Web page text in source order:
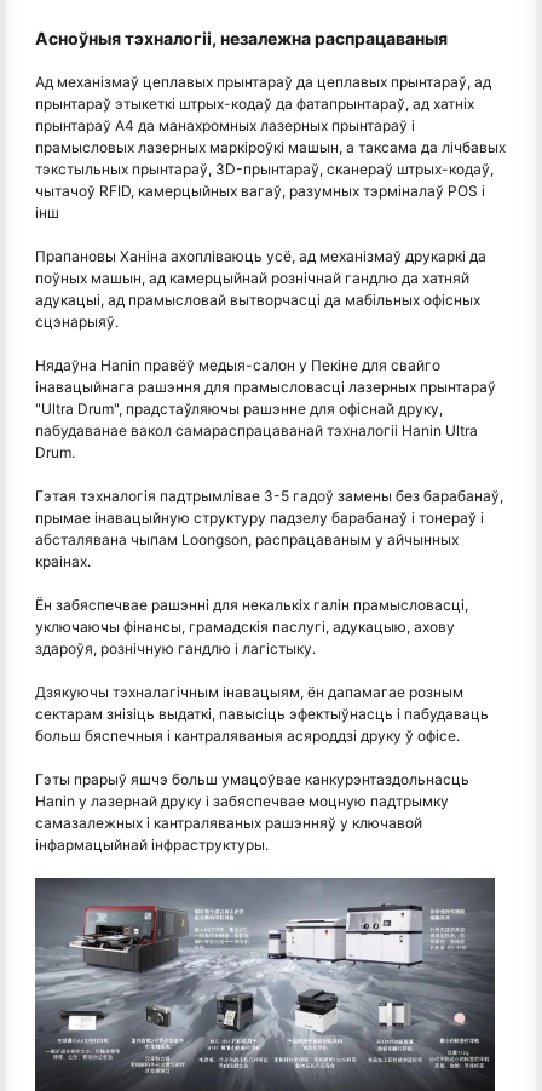
Асноўныя тэхналогіі, незалежна распрацаваныя
Ад механізмаў цеплавых прынтараў да цеплавых прынтараў, ад
прынтараў этыкеткі штрых-кодаў да фатапрынтараў, ад хатніх
прынтараў A4 да манахромных лазерных прынтараў і
прамысловых лазерных маркіроўкі машын, а таксама да лічбавых
тэкстыльных прынтараў, 3D-прынтараў, сканераў штрых-кодаў,
чытачоў RFID, камерцыйных вагаў, разумных тэрміналаў POS і
інш
Прапановы Ханіна ахопліваюць усё, ад механізмаў друкаркі да
поўных машын, ад камерцыйнай рознічнай гандлю да хатняй
адукацыі, ад прамысловай вытворчасці да мабільных офісных
сцэнарыяў.
Нядаўна Hanin правёў медыя-салон у Пекіне для свайго
інавацыйнага рашэння для прамысловасці лазерных прынтараў
"Ultra Drum", прадстаўляючы рашэнне для офіснай друку,
пабудаванае вакол самараспрацаванай тэхналогіі Hanin Ultra
Drum.
Гэтая тэхналогія падтрымлівае 3-5 гадоў замены без барабанаў,
прымае інавацыйную структуру падзелу барабанаў і тонераў і
абсталявана чыпам Loongson, распрацаваным у айчынных
краінах.
Ён забяспечвае рашэнні для некалькіх галін прамысловасці,
уключаючы фінансы, грамадскія паслугі, адукацыю, ахову
здароўя, рознічную гандлю і лагістыку.
Дзякуючы тэхналагічным інавацыям, ён дапамагае розным
сектарам знізіць выдаткі, павысіць эфектыўнасць і пабудаваць
больш бяспечныя і кантраляваныя асяроддзі друку ў офісе.
Гэты прарыў яшчэ больш умацоўвае канкурэнтаздольнасць
Hanin у лазернай друку і забяспечвае моцную падтрымку
самазалежных і кантраляваных рашэнняў у ключавой
інфармацыйнай інфраструктуры.